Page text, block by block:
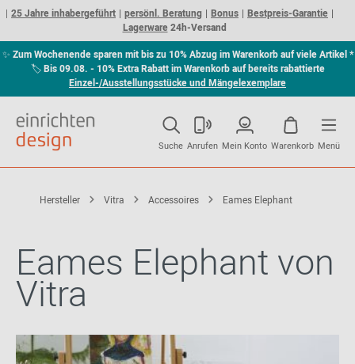
25 Jahre inhabergeführt persönl. Beratung Bonus
Bestpreis-Garantie
Lagerware24h-Versand
✨ Zum Wochenende sparen mit bis zu 10% Abzug im Warenkorb auf viele Artikel *
🏷Bis 09.08. - 10% Extra Rabatt im Warenkorb auf bereits rabattierte
Einzel-/Ausstellungsstücke und Mängelexemplare
Suche Anrufen Mein Konto Warenkorb Menü
Hersteller Vitra Accessoires Eames Elephant
Eames Elephant von
Vitra